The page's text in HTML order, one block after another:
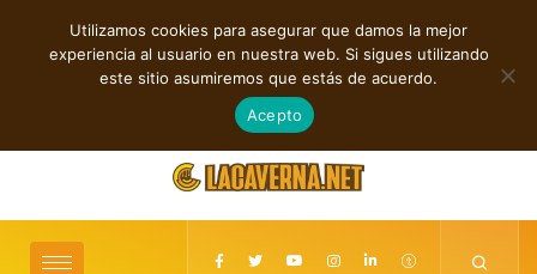
TENDENCIAS
GUMR conecta techno analógico y deep tech en Acid Freq
agosto 8, 2026
Utilizamos cookies para asegurar que damos la mejor
experiencia al usuario en nuestra web. Si sigues utilizando
este sitio asumiremos que estás de acuerdo.
Acepto